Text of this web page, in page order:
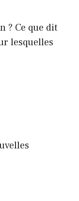
? Ce que dit
lesquelles